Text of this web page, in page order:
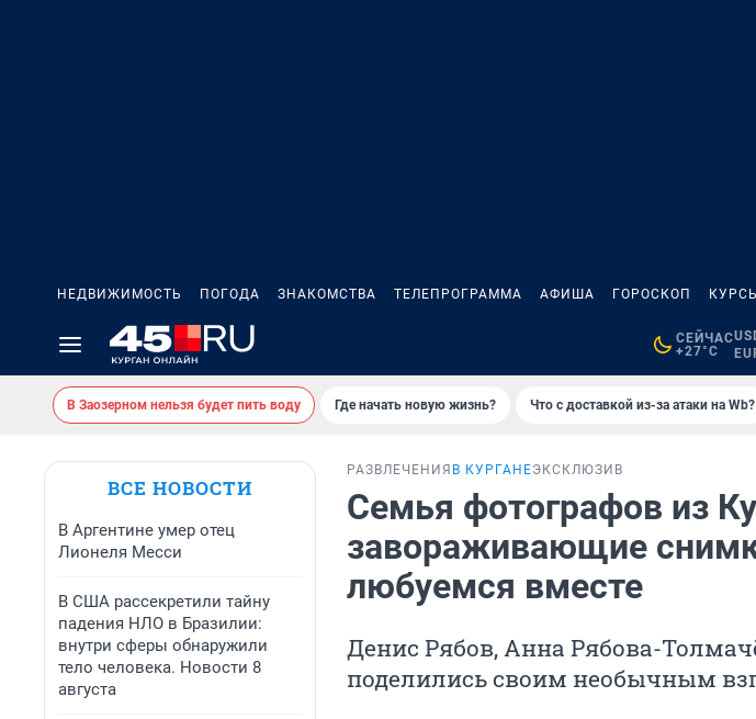
НЕДВИЖИМОСТЬ ПОГОДА ЗНАКОМСТВА ТЕЛЕПРОГРАММА АФИША ГОРОСКОП
СЕЙЧАС
+27°C
В Заозерном нельзя будет пить воду Где начать новую жизнь? Что с доставкой из-за атаки на Wb?
ВСЕ НОВОСТИ
В Аргентине умер отец
Лионеля Месси
В США рассекретили тайну
падения НЛО в Бразилии:
внутри сферы обнаружили
тело человека. Новости 8
августа
РАЗВЛЕЧЕНИЯ В КУРГАНЕЭКСКЛЮЗИВ
Семья фотографов из
завораживающие
любуемся вместе
Денис Рябов, Анна Рябова-
поделились своим необычным